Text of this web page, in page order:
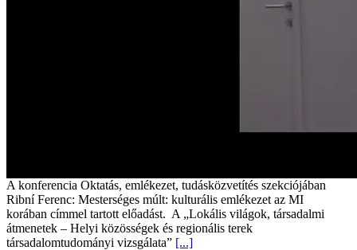
A konferencia Oktatás, emlékezet, tudásközvetítés szekciójában
Ribní Ferenc: Mesterséges múlt: kulturális emlékezet az MI
korában címmel tartott előadást. A „Lokális világok, társadalmi
átmenetek – Helyi közösségek és regionális terek
társadalomtudományi vizsgálata” [...]